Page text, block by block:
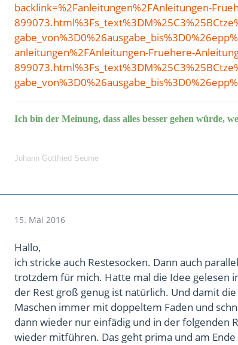
backlink=%2Fanleitungen%2FAnleitungen-
anleitungen%2FAnleitungen-Fruehere-
Ich bin der Meinung, dass alles besser gehen würde,
Johann Gottfried Seume
15. Mai 2016
Hallo,
ich stricke auch Restesocken. Dann auch
trotzdem für mich. Hatte mal die Idee gelesen
der Rest groß genug ist natürlich. Und damit
Maschen immer mit doppeltem Faden und
dann wieder nur einfädig und in der folgenden
wieder mitführen. Das geht prima und am